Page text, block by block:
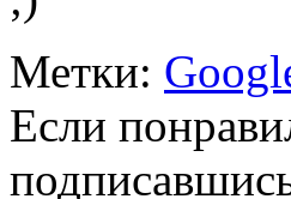
Метки:
Если